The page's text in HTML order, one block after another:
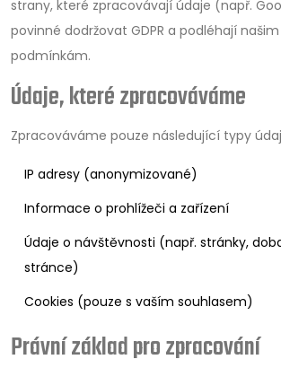
strany, které zpracovávají údaje (např.
povinné dodržovat GDPR a podléhají
podmínkám.
Údaje, které zpracováváme
Zpracováváme pouze následující typy
IP adresy (anonymizované)
Informace o prohlížeči a zařízení
Údaje o návštěvnosti (např. stránky,
stránce)
Cookies (pouze s vaším souhlasem)
Právní základ pro zpracování